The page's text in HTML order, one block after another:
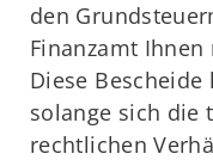
den
Finanzamt
Diese
solange sich die
rechtlichen